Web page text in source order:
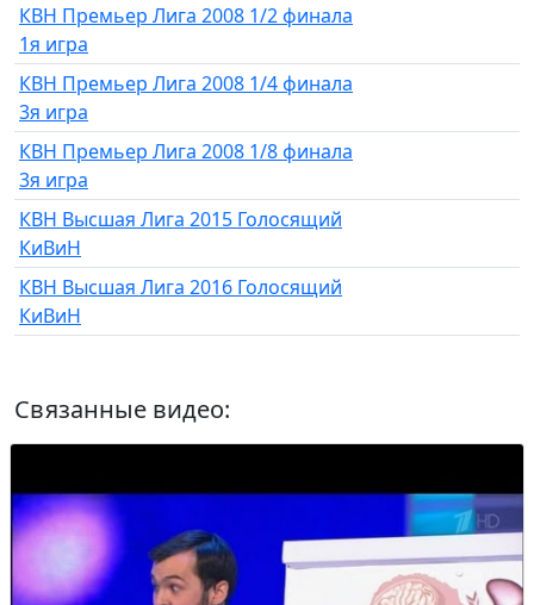
КВН Премьер Лига 2008 1/2 финала
1я игра
КВН Премьер Лига 2008 1/4 финала
3я игра
КВН Премьер Лига 2008 1/8 финала
3я игра
КВН Высшая Лига 2015 Голосящий
КиВиН
КВН Высшая Лига 2016 Голосящий
КиВиН
Связанные видео: